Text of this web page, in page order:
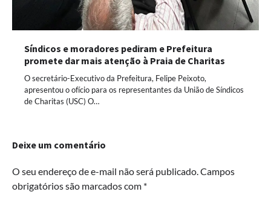
Síndicos e moradores pediram e Prefeitura
promete dar mais atenção à Praia de Charitas
O secretário-Executivo da Prefeitura, Felipe Peixoto,
apresentou o ofício para os representantes da União de Síndicos
de Charitas (USC) O…
Deixe um comentário
O seu endereço de e-mail não será publicado. Campos
obrigatórios são marcados com *